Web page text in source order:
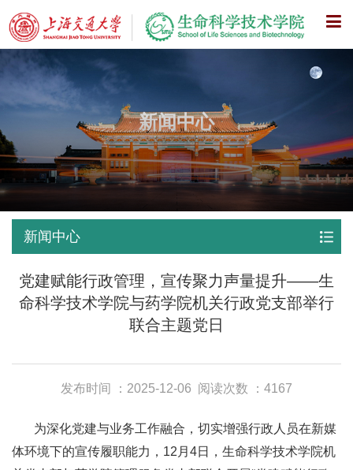
X
新闻中心
新闻中心
党建赋能行政管理，宣传聚力声量提升——生
命科学技术学院与药学院机关行政党支部举行
联合主题党日
发布时间 ：2025-12-06 阅读次数 ：4167
为深化党建与业务工作融合，切实增强行政人员在新媒
体环境下的宣传履职能力，12月4日，生命科学技术学院机